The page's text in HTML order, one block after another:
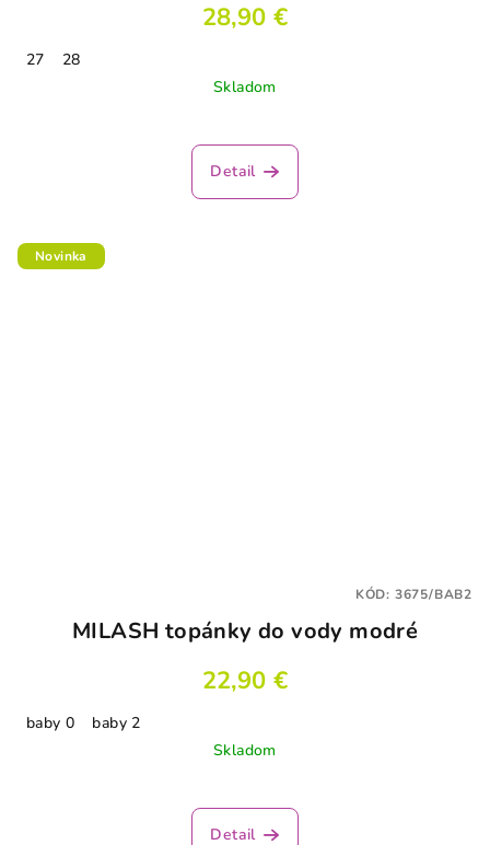
28,90 €
27
28
Skladom
Detail
Novinka
MILASH topánky do vody modré
22,90 €
baby 0
baby 2
Skladom
Detail
KÓD: 3675/BAB2